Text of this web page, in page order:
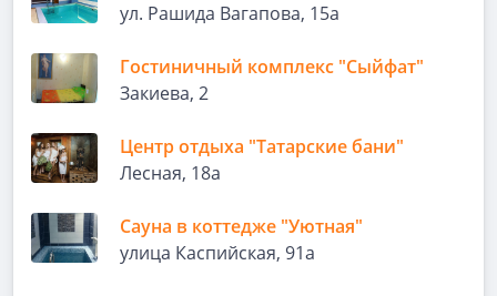
ул. Рашида Вагапова, 15а
Гостиничный комплекс "Сыйфат"
Закиева, 2
Центр отдыха "Татарские бани"
Лесная, 18а
Сауна в коттедже "Уютная"
улица Каспийская, 91а